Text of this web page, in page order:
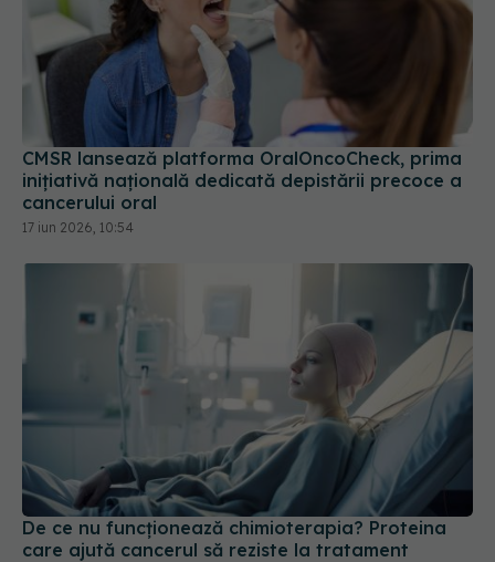
CMSR lansează platforma OralOncoCheck, prima
inițiativă națională dedicată depistării precoce a
cancerului oral
17 iun 2026, 10:54
De ce nu funcționează chimioterapia? Proteina
care ajută cancerul să reziste la tratament